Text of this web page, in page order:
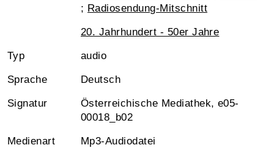
; Radiosendung-Mitschnitt
20. Jahrhundert - 50er Jahre
Typ audio
Sprache Deutsch
Signatur
Österreichische Mediathek, e05-
00018_b02
Medienart Mp3-Audiodatei